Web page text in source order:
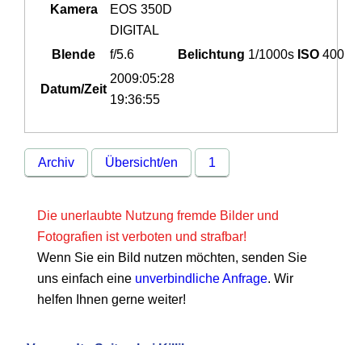
Kamera
EOS 350D
DIGITAL
Blende
f/5.6 Belichtung 1/1000s ISO 400
Datum/Zeit
2009:05:28
19:36:55
Archiv Übersicht/en 1
Die unerlaubte Nutzung fremde Bilder und
Fotografien ist verboten und strafbar!
Wenn Sie ein Bild nutzen möchten, senden Sie
uns einfach eine unverbindliche Anfrage. Wir
helfen Ihnen gerne weiter!